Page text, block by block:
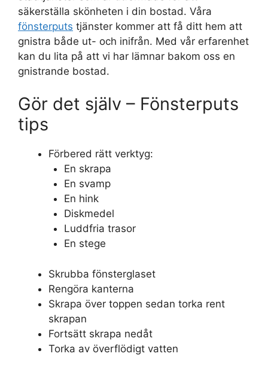
säkerställa skönheten i din bostad. Våra
fönsterputs tjänster kommer att få ditt hem att
gnistra både ut- och inifrån. Med vår erfarenhet
kan du lita på att vi har lämnar bakom oss en
gnistrande bostad.
Gör det själv – Fönsterputs
tips
Förbered rätt verktyg:
En skrapa
En svamp
En hink
Diskmedel
Luddfria trasor
En stege
Skrubba fönsterglaset
Rengöra kanterna
Skrapa över toppen sedan torka rent
skrapan
Fortsätt skrapa nedåt
Torka av överflödigt vatten